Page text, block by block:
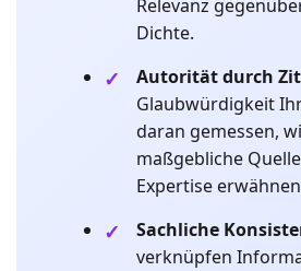
Relevanz
Dichte.
Autorität durch
Glaubwürdigkeit
daran gemessen,
maßgebliche
Expertise
Sachliche
verknüpfen